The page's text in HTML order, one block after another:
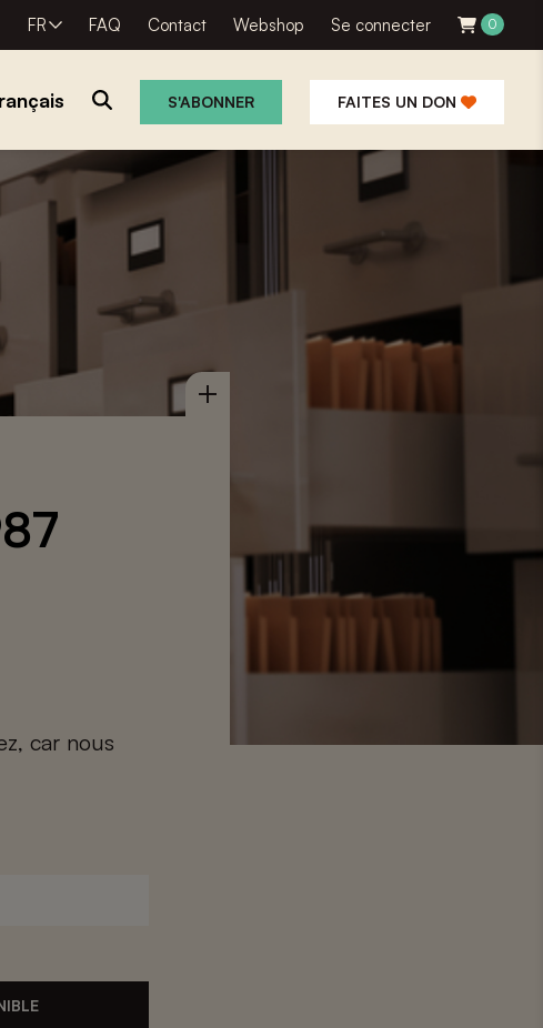
FR FAQ Contact Webshop Se connecter 0
S'ABONNER FAITES UN DON
car nous